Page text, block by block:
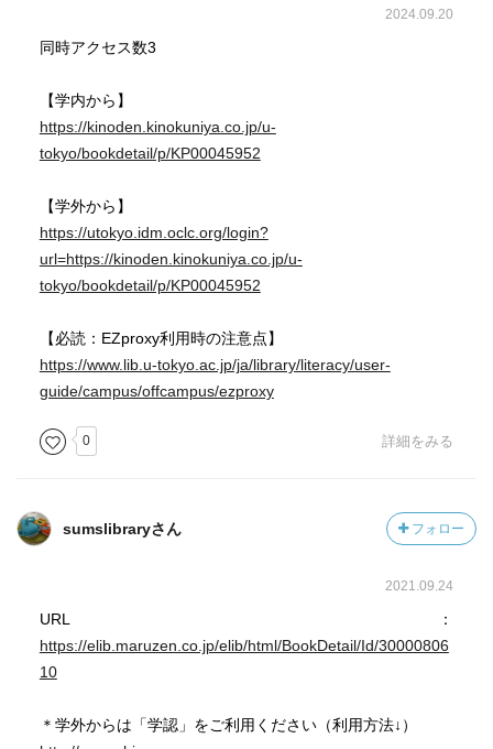
2024.09.20
同時アクセス数3
【学内から】
https://kinoden.kinokuniya.co.jp/u-
tokyo/bookdetail/p/KP00045952
【学外から】
https://utokyo.idm.oclc.org/login?
url=https://kinoden.kinokuniya.co.jp/u-
tokyo/bookdetail/p/KP00045952
【必読：EZproxy利用時の注意点】
https://www.lib.u-tokyo.ac.jp/ja/library/literacy/user-
guide/campus/offcampus/ezproxy
0 詳細をみる
sumslibraryさん フォロー
2021.09.24
URL：
https://elib.maruzen.co.jp/elib/html/BookDetail/Id/30000806
10
＊学外からは「学認」をご利用ください（利用方法↓）